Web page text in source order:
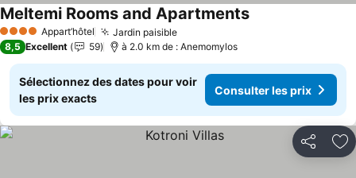
4 Étoiles Appart’hôtel Jardin paisibleConsulter les prix
Meltemi Rooms and ApartmentsConsulter les prix
8,5 Excellent 59 à 2.0 km de : Anemomylos
Sélectionnez des dates pour voir
les prix exacts
Consulter les prix
Partager